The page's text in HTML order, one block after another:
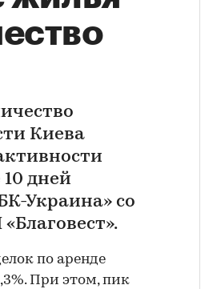
Киева
дней
Украина» со
по аренде
При этом, пик